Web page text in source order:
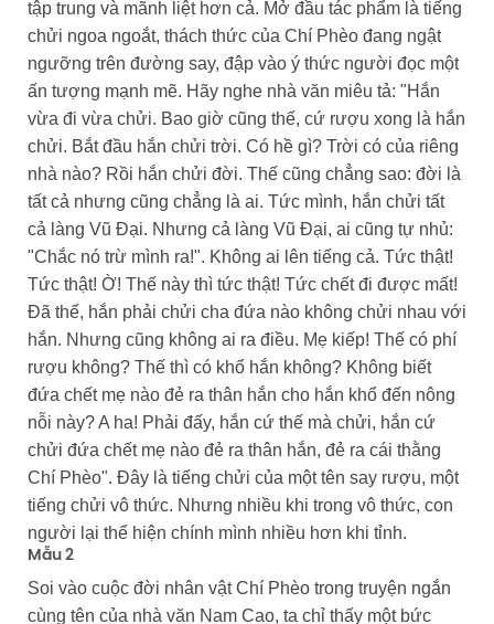
tập trung và mãnh liệt hơn cả. Mở đầu tác phẩm là tiếng
chửi ngoa ngoắt, thách thức của Chí Phèo đang ngật
ngưỡng trên đường say, đập vào ý thức người đọc một
ấn tượng mạnh mẽ. Hãy nghe nhà văn miêu tả: "Hắn
vừa đi vừa chửi. Bao giờ cũng thế, cứ rượu xong là hắn
chửi. Bắt đầu hắn chửi trời. Có hề gì? Trời có của riêng
nhà nào? Rồi hắn chửi đời. Thế cũng chẳng sao: đời là
tất cả nhưng cũng chẳng là ai. Tức mình, hắn chửi tất
cả làng Vũ Đại. Nhưng cả làng Vũ Đại, ai cũng tự nhủ:
"Chắc nó trừ mình ra!". Không ai lên tiếng cả. Tức thật!
Tức thật! Ờ! Thế này thì tức thật! Tức chết đi được mất!
Đã thế, hắn phải chửi cha đứa nào không chửi nhau với
hắn. Nhưng cũng không ai ra điều. Mẹ kiếp! Thế có phí
rượu không? Thế thì có khổ hắn không? Không biết
đứa chết mẹ nào đẻ ra thân hắn cho hắn khổ đến nông
nỗi này? A ha! Phải đấy, hắn cứ thế mà chửi, hắn cứ
chửi đứa chết mẹ nào đẻ ra thân hắn, đẻ ra cái thằng
Chí Phèo". Đây là tiếng chửi của một tên say rượu, một
tiếng chửi vô thức. Nhưng nhiều khi trong vô thức, con
người lại thể hiện chính mình nhiều hơn khi tỉnh.
Mẫu 2
Soi vào cuộc đời nhân vật Chí Phèo trong truyện ngắn
cùng tên của nhà văn Nam Cao, ta chỉ thấy một bức